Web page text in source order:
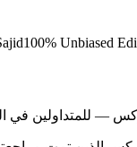
100% Unbiased
— للمتداولين في